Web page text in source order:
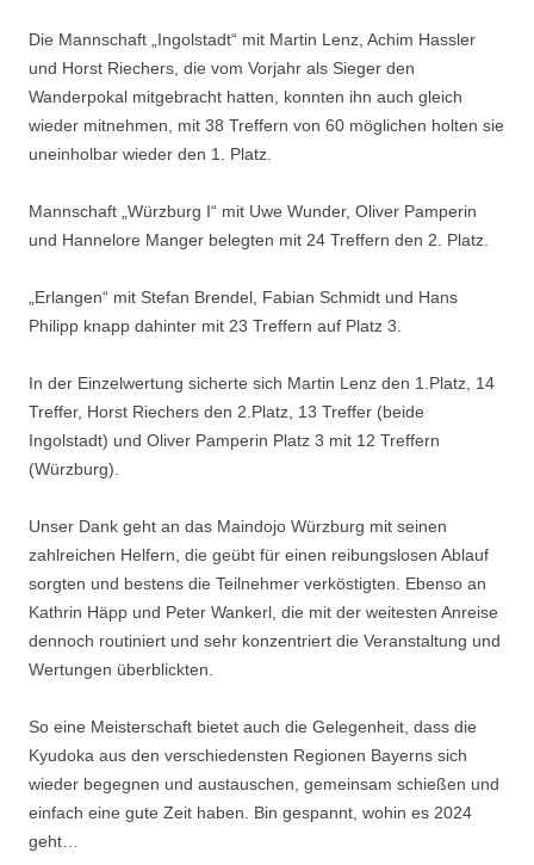
Die Mannschaft „Ingolstadt“ mit Martin Lenz, Achim Hassler
und Horst Riechers, die vom Vorjahr als Sieger den
Wanderpokal mitgebracht hatten, konnten ihn auch gleich
wieder mitnehmen, mit 38 Treffern von 60 möglichen holten sie
uneinholbar wieder den 1. Platz.
Mannschaft „Würzburg I“ mit Uwe Wunder, Oliver Pamperin
und Hannelore Manger belegten mit 24 Treffern den 2. Platz.
„Erlangen“ mit Stefan Brendel, Fabian Schmidt und Hans
Philipp knapp dahinter mit 23 Treffern auf Platz 3.
In der Einzelwertung sicherte sich Martin Lenz den 1.Platz, 14
Treffer, Horst Riechers den 2.Platz, 13 Treffer (beide
Ingolstadt) und Oliver Pamperin Platz 3 mit 12 Treffern
(Würzburg).
Unser Dank geht an das Maindojo Würzburg mit seinen
zahlreichen Helfern, die geübt für einen reibungslosen Ablauf
sorgten und bestens die Teilnehmer verköstigten. Ebenso an
Kathrin Häpp und Peter Wankerl, die mit der weitesten Anreise
dennoch routiniert und sehr konzentriert die Veranstaltung und
Wertungen überblickten.
So eine Meisterschaft bietet auch die Gelegenheit, dass die
Kyudoka aus den verschiedensten Regionen Bayerns sich
wieder begegnen und austauschen, gemeinsam schießen und
einfach eine gute Zeit haben. Bin gespannt, wohin es 2024
geht…